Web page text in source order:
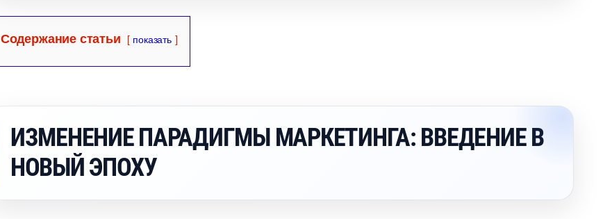
Содержание статьи показать
ИЗМЕНЕНИЕ ПАРАДИГМЫ МАРКЕТИНГА: ВВЕДЕНИЕ
НОВЫЙ ЭПОХУ